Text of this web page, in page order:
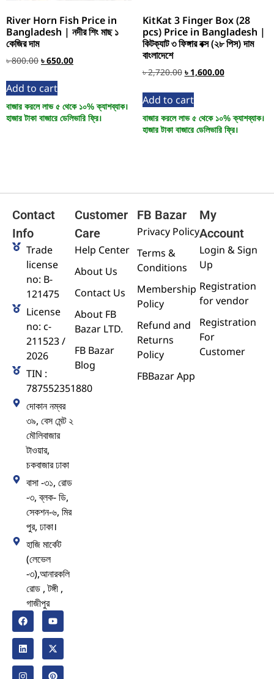
River Horn Fish Price in
Bangladesh | নদীর শিং মাছ ১
কেজির দাম
৳800.00 ৳650.00
Add to cart
বাজার করলে লাভ ৫ থেকে ১০% ক্যাশব্যাক।
হাজার টাকা বাজারে ডেলিভারি ফ্রি।
KitKat 3 Finger Box (28
pcs) Price in Bangladesh |
কিটক্যাট ৩ ফিঙ্গার বক্স (২৮ পিস) দাম
বাংলাদেশে
৳2,720.00 ৳ 1,600.00
Add to cart
বাজার করলে লাভ ৫ থেকে ১০% ক্যাশব্যাক।
হাজার টাকা বাজারে ডেলিভারি ফ্রি।
Contact
Info
Trade
license
no: B-
121475
License
no: c-
211523 /
2026
TIN :
787552351880
দোকান নম্বর
৩৯, বেস মেন্ট ২
মৌলিবাজার
টাওয়ার,
চকবাজার ঢাকা
বাসা -৩১, রোড
-৩, ব্লক- ডি,
সেকশন-৬, মির
পুর, ঢাকা।
হাজি মার্কেট
(লেভেল
-৩),আনারকলি
রোড , টঙ্গী ,
গাজীপুর
Customer
Care
Help Center
About Us
Contact Us
About FB
Bazar LTD.
FB Bazar
Blog
FB Bazar
Privacy Policy
Terms &
Conditions
Membership
Policy
Refund and
Returns
Policy
FBBazar App
My
Account
Login & Sign
Up
Registration
for vendor
Registration
For
Customer